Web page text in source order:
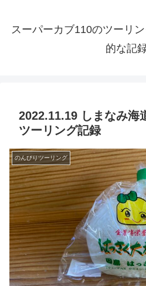
スーパーカブ110のツーリ
的な記
2022.11.19 しまなみ海
ツーリング記録
のんびりツーリング